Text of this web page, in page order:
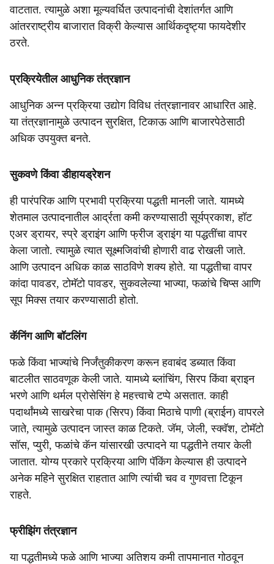
वाटतात. त्यामुळे अशा मूल्यवर्धित उत्पादनांची देशांतर्गत आणि
आंतरराष्ट्रीय बाजारात विक्री केल्यास आर्थिकदृष्ट्या फायदेशीर
ठरते.
प्रक्रियेतील आधुनिक तंत्रज्ञान
आधुनिक अन्न प्रक्रिया उद्योग विविध तंत्रज्ञानावर आधारित आहे.
या तंत्रज्ञानामुळे उत्पादन सुरक्षित, टिकाऊ आणि बाजारपेठेसाठी
अधिक उपयुक्त बनते.
सुकवणे किंवा डीहायड्रेशन
ही पारंपरिक आणि प्रभावी प्रक्रिया पद्धती मानली जाते. यामध्ये
शेतमाल उत्पादनातील आर्द्रता कमी करण्यासाठी सूर्यप्रकाश, हॉट
एअर ड्रायर, स्प्रे ड्राइंग आणि फ्रीज ड्राइंग या पद्धतींचा वापर
केला जातो. त्यामुळे त्यात सूक्ष्मजिवांची होणारी वाढ रोखली जाते.
आणि उत्पादन अधिक काळ साठविणे शक्य होते. या पद्धतीचा वापर
कांदा पावडर, टोमॅटो पावडर, सुकवलेल्या भाज्या, फळांचे चिप्स आणि
सूप मिक्स तयार करण्यासाठी होतो.
कॅनिंग आणि बॉटलिंग
फळे किंवा भाज्यांचे निर्जंतुकीकरण करून हवाबंद डब्यात किंवा
बाटलीत साठवणूक केली जाते. यामध्ये ब्लांचिंग, सिरप किंवा ब्राइन
भरणे आणि थर्मल प्रोसेसिंग हे महत्त्वाचे टप्पे असतात. काही
पदार्थांमध्ये साखरेचा पाक (सिरप) किंवा मिठाचे पाणी (ब्राईन) वापरले
जाते, त्यामुळे उत्पादन जास्त काळ टिकते. जॅम, जेली, स्क्वॅश, टोमॅटो
सॉस, प्युरी, फळांचे कॅन यांसारखी उत्पादने या पद्धतीने तयार केली
जातात. योग्य प्रकारे प्रक्रिया आणि पॅकिंग केल्यास ही उत्पादने
अनेक महिने सुरक्षित राहतात आणि त्यांची चव व गुणवत्ता टिकून
राहते.
फ्रीझिंग तंत्रज्ञान
या पद्धतीमध्ये फळे आणि भाज्या अतिशय कमी तापमानात गोठवून